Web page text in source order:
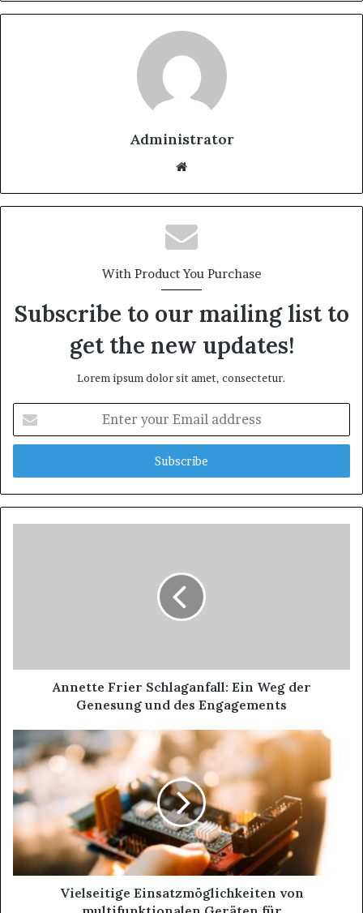
Administrator
Website
With Product You Purchase
Subscribe to our mailing list to
get the new updates!
Lorem ipsum dolor sit amet, consectetur.
your
Email
Annette Frier Schlaganfall: Ein Weg der
Genesung und des Engagements
Vielseitige Einsatzmöglichkeiten von